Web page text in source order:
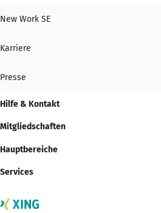
New Work SE
Karriere
Presse
Hilfe & Kontakt
Mitgliedschaften
Hauptbereiche
Services